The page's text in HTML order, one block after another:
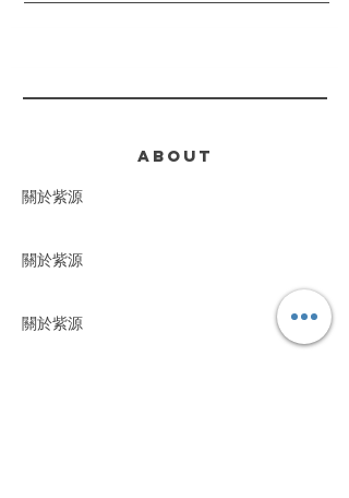
ABOUT
關於紫源
關於紫源
關於紫源